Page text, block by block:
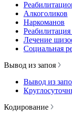
Алкоголиков
Наркоманов
Лечение
Социальная
Вывод из запоя
Вывод из
Кодирование